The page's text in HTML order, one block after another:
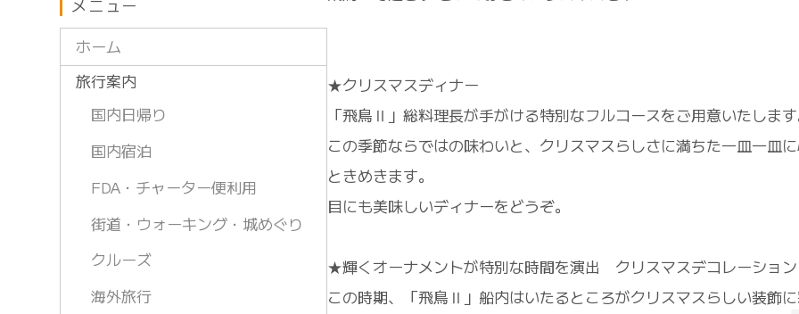
★クリスマスディナー
「飛鳥Ⅱ」総料理長が手がける特別なフルコースをご用意いたします
この季節ならではの味わいと、クリスマスらしさに満ちた一皿一皿
ときめきます。
目にも美味しいディナーをどうぞ。
★輝くオーナメントが特別な時間を演出 クリスマスデコレーション
この時期、「飛鳥Ⅱ」船内はいたるところがクリスマスらしい装飾
メニュー
ホーム
旅行案内
国内日帰り
国内宿泊
FDA・チャーター便利用
街道・ウォーキング・城めぐり
クルーズ
海外旅行